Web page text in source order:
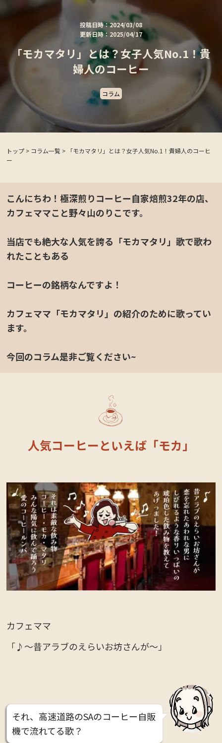
投稿日時：2024/03/08
更新日時：2025/04/17
「モカマタリ」とは？女子人気No.1！貴
婦人のコーヒー
コラム
トップ > コラム一覧 >
「モカマタリ」とは？女子人気No.1！貴婦人のコーヒ
ー
こんにちわ！極深煎りコーヒー自家焙煎32年の店、
カフェママこと野々山のりこです。
当店でも絶大な人気を誇る「モカマタリ」歌で歌わ
れたこともある
コーヒーの銘柄なんですよ！
カフェママ「モカマタリ」の紹介のために歌ってい
ます。
今回のコラム是非ご覧ください~
人気コーヒーといえば「モカ」
カフェママ
「♪〜昔アラブのえらいお坊さんが〜」
それ、高速道路のSAのコーヒー自販
機で流れてる歌？
定休日カレンダー